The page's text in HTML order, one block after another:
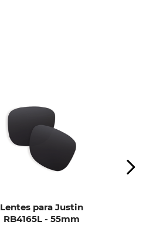
Lentes para Justin
RB4165L - 55mm